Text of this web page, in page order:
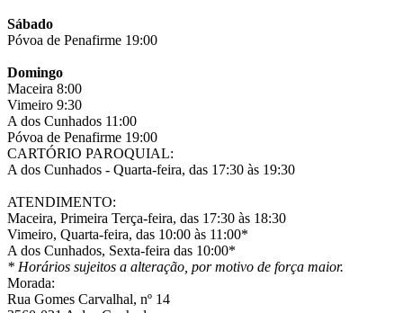
Sábado
Póvoa de Penafirme 19:00
Domingo
Maceira 8:00
Vimeiro 9:30
A dos Cunhados 11:00
Póvoa de Penafirme 19:00
CARTÓRIO PAROQUIAL:
A dos Cunhados - Quarta-feira, das 17:30 às 19:30
ATENDIMENTO:
Maceira, Primeira Terça-feira, das 17:30 às 18:30
Vimeiro, Quarta-feira, das 10:00 às 11:00*
A dos Cunhados, Sexta-feira das 10:00*
* Horários sujeitos a alteração, por motivo de força maior.
Morada:
Rua Gomes Carvalhal, nº 14